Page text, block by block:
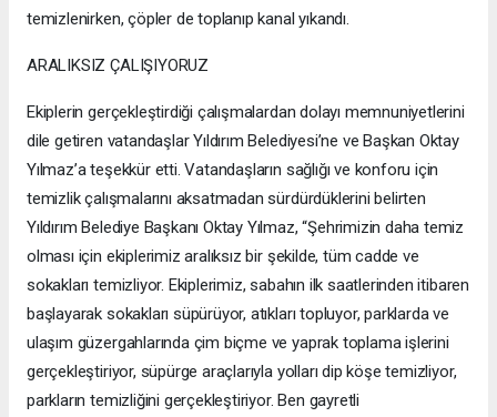
temizlenirken, çöpler de toplanıp kanal yıkandı.
ARALIKSIZ ÇALIŞIYORUZ
Ekiplerin gerçekleştirdiği çalışmalardan dolayı memnuniyetlerini
dile getiren vatandaşlar Yıldırım Belediyesi’ne ve Başkan Oktay
Yılmaz’a teşekkür etti. Vatandaşların sağlığı ve konforu için
temizlik çalışmalarını aksatmadan sürdürdüklerini belirten
Yıldırım Belediye Başkanı Oktay Yılmaz, “Şehrimizin daha temiz
olması için ekiplerimiz aralıksız bir şekilde, tüm cadde ve
sokakları temizliyor. Ekiplerimiz, sabahın ilk saatlerinden itibaren
başlayarak sokakları süpürüyor, atıkları topluyor, parklarda ve
ulaşım güzergahlarında çim biçme ve yaprak toplama işlerini
gerçekleştiriyor, süpürge araçlarıyla yolları dip köşe temizliyor,
parkların temizliğini gerçekleştiriyor. Ben gayretli